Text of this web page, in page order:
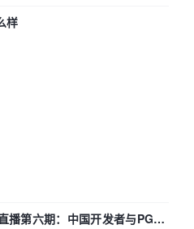
样
播第六期：中国开发者与PG内